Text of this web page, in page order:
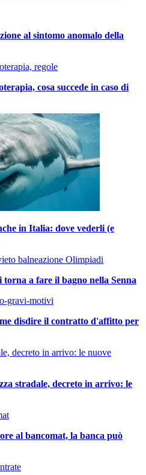
al sintomo anomalo della
cosa succede in caso di
in Italia: dove vederli (e
torna a fare il bagno nella Senna
disdire il contratto d'affitto per
stradale, decreto in arrivo: le
al bancomat, la banca può